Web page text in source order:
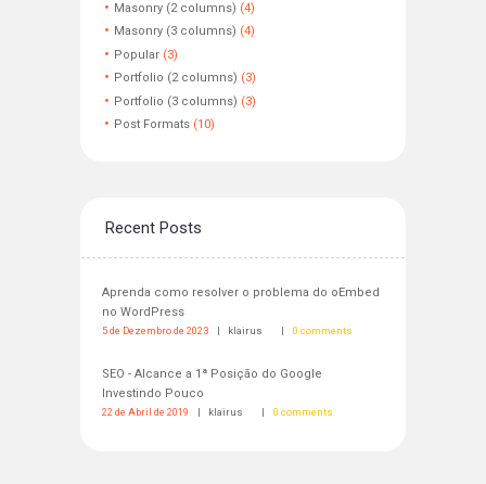
Masonry (2 columns) (4)
Masonry (3 columns) (4)
Popular(3)
Portfolio (2 columns) (3)
Portfolio (3 columns) (3)
Post Formats(10)
Recent Posts
Aprenda como resolver o problema do oEmbed
no WordPress
5 de Dezembro de 2023 klairus 0
SEO - Alcance a 1ª Posição do Google
Investindo Pouco
22 de Abril de 2019 klairus 0